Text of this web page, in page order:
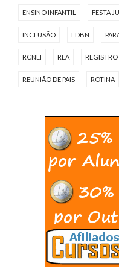
ENSINO INFANTIL FESTA
INCLUSÃO LDBN
RCNEI REA
REUNIÃO DE PAIS ROTINA